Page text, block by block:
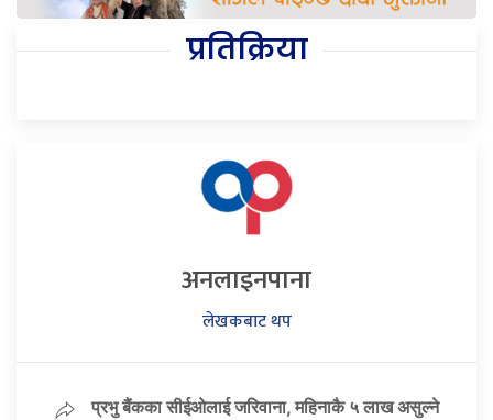
प्रतिक्रिया
अनलाइनपाना
लेखकबाट थप
प्रभु बैंकका सीईओलाई जरिवाना, महिनाकै ५ लाख असुल्ने